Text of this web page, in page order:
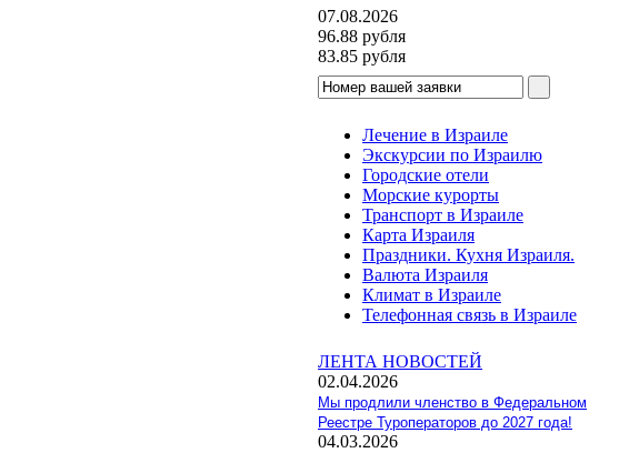
07.08.2026
96.88 рубля
83.85 рубля
Лечение в Израиле
Экскурсии по Израилю
Городские отели
Морские курорты
Транспорт в Израиле
Карта Израиля
Праздники. Кухня Израиля.
Валюта Израиля
Климат в Израиле
Телефонная связь в Израиле
ЛЕНТА НОВОСТЕЙ
02.04.2026
Мы продлили членство в Федеральном
Реестре Туроператоров до 2027 года!
04.03.2026